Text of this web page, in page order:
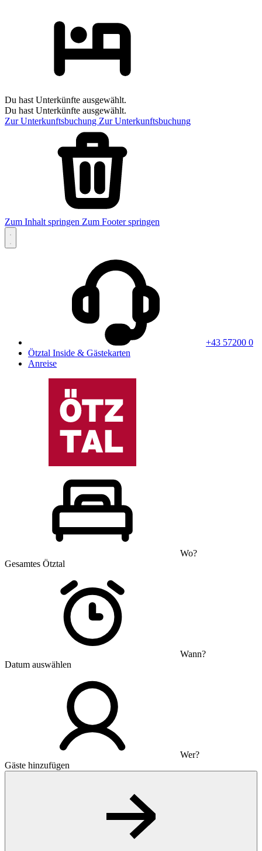
Du hast Unterkünfte ausgewählt.
Du hast Unterkünfte ausgewählt.
Zur Unterkunftsbuchung Zur Unterkunftsbuchung
Zum Inhalt springen Zum Footer springen
+43 57200 0
Ötztal Inside & Gästekarten
Anreise
Wo?
Gesamtes Ötztal
Wann?
Datum auswählen
Wer?
Gäste hinzufügen